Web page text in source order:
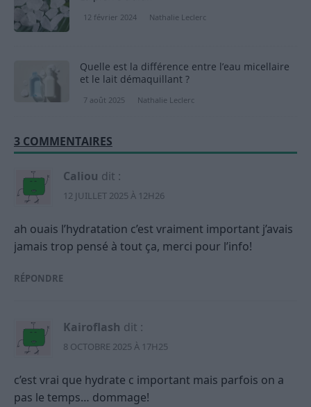
12 février 2024 Nathalie Leclerc
Quelle est la différence entre l’eau micellaire
et le lait démaquillant ?
7 août 2025 Nathalie Leclerc
3 COMMENTAIRES
Caliou dit :
12 JUILLET 2025 À 12H26
ah ouais l’hydratation c’est vraiment important j’avais
jamais trop pensé à tout ça, merci pour l’info!
RÉPONDRE
Kairoflash dit :
8 OCTOBRE 2025 À 17H25
c’est vrai que hydrate c important mais parfois on a
pas le temps… dommage!